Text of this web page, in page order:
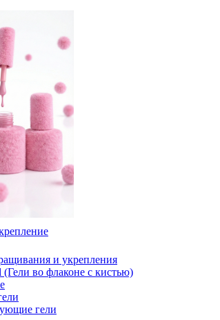
и укрепления
во флаконе с кистью)
гели